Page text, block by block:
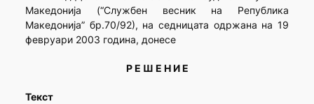
Македонија (“Службен весник на Република
Македонија” бр.70/92), на седницата одржана на 19
февруари 2003 година, донесе
Р Е Ш Е Н И Е
Текст